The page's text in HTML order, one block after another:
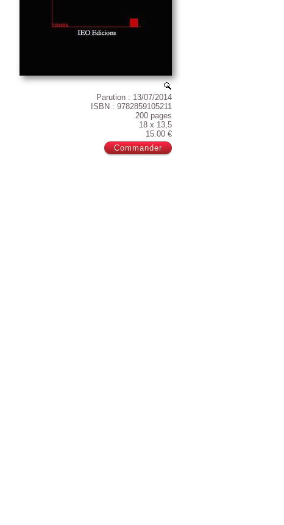
Parution : 13/07/2014
ISBN : 9782859105211
200 pages
18 x 13,5
15.00 €